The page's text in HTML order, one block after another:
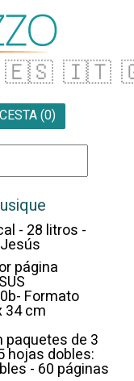
🇪🇸 🇮🇹
CESTA (0)
- 28 litros -
página
Formato
34 cm
paquetes de 3
hojas dobles:
- 60 páginas